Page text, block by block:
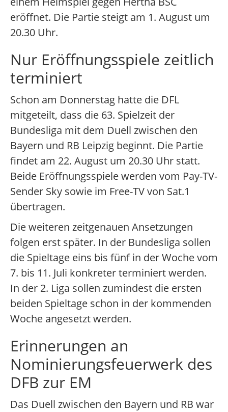
eröffnet. Die Partie steigt am 1. August um
20.30 Uhr.
Nur Eröffnungsspiele zeitlich
terminiert
Schon am Donnerstag hatte die DFL
mitgeteilt, dass die 63. Spielzeit der
Bundesliga mit dem Duell zwischen den
Bayern und RB Leipzig beginnt. Die Partie
findet am 22. August um 20.30 Uhr statt.
Beide Eröffnungsspiele werden vom Pay-TV-
Sender Sky sowie im Free-TV von Sat.1
übertragen.
Die weiteren zeitgenauen Ansetzungen
folgen erst später. In der Bundesliga sollen
die Spieltage eins bis fünf in der Woche vom
7. bis 11. Juli konkreter terminiert werden.
In der 2. Liga sollen zumindest die ersten
beiden Spieltage schon in der kommenden
Woche angesetzt werden.
Erinnerungen an
Nominierungsfeuerwerk des
DFB zur EM
Das Duell zwischen den Bayern und RB war